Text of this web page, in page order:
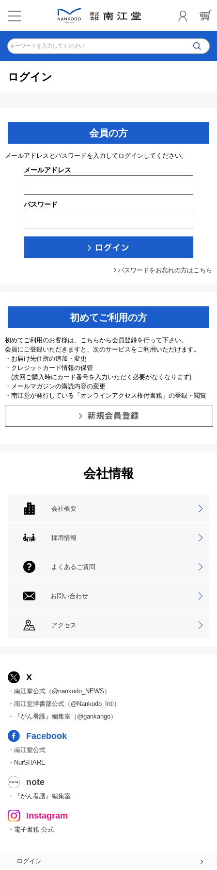
キーワードを入力してください
ログイン
会員の方
メールアドレスとパスワードを入力してログインしてください。
メールアドレス
パスワード
パスワードをお忘れの方はこちら
初めてご利用の方
初めてご利用のお客様は、こちらから会員登録を行って下さい。
会員にご登録いただきますと、次のサービスをご利用いただけます。
・お届け先住所の追加・変更
・クレジットカード情報の保管
(次回ご購入時にカード番号を入力いただく必要がなくなります)
・メールマガジンの購読内容の変更
・南江堂が発行している「オンラインアクセス権付書籍」の登録・閲覧
会社情報
会社概要
採用情報
よくあるご質問
お問い合わせ
アクセス
X
・南江堂公式（@nankodo_NEWS）
・南江堂洋書部公式（@Nankodo_Intl）
・『がん看護』編集室（@gankango）
Facebook
・南江堂公式
・NurSHARE
note
・『がん看護』編集室
Instagram
・電子書籍 公式
ログイン